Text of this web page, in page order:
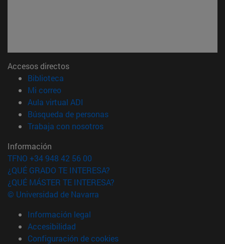
Accesos directos
Biblioteca
Mi correo(abre en nueva ventana)
Aula virtual ADI
Búsqueda de personas(abre en nueva ventana)
Trabaja con nosotros(abre en nueva ventana)
Información
TFNO +34 948 42 56 00
¿QUÉ GRADO TE INTERESA?
¿QUÉ MÁSTER TE INTERESA?
© Universidad de Navarra
Información legal
Accesibilidad
Configuración de cookies